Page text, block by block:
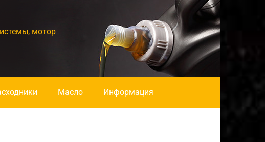
мотор
Масло Информация